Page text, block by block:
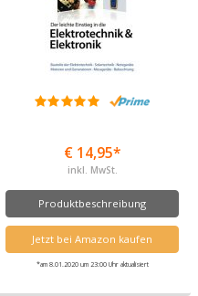
€ 14,95*
inkl. MwSt.
Produktbeschreibung
Jetzt bei Amazon kaufen
*am 8.01.2020 um 23:00 Uhr aktualisiert